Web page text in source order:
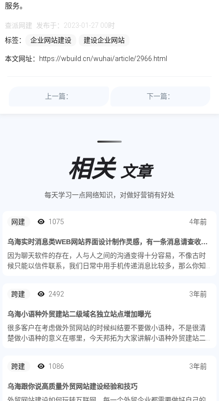
服务。
查派网建
发布于：2023-01-27 00时
标签：
企业网站建设 建设企业网站
本文网址： https://wbuild.cn/wuhai/article/2966.html
上一篇： 下一篇：
相关 文章
每天学习一点网络知识，对做好营销有好处
网建 1075 4年前
乌海实时消息类WEB网站界面设计制作灵感，有一条消息请查收！（12图）
因为聊天软件的存在，人与人之间的沟通变得十分容易，不像古时
候只能以信件联系，我们日常中用手机传递消息比较多，那么你知
跨建 2492 3年前
乌海小语种外贸建站二级域名独立站点增加曝光
很多客户在考虑做外贸网站的时候纠结要不要做小语种，不是很清
楚做小语种的意义在哪里，今天邦拓为大家讲解小语种外贸建站二
跨建 1086 3年前
乌海跟你说高质量外贸网站建设经验和技巧